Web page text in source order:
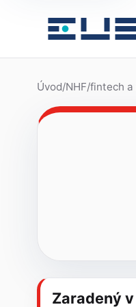
Úvod/NHF/fintech a
Zaradený